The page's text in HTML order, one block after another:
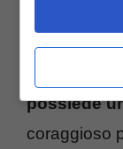
antichi
La
possiede
coraggioso